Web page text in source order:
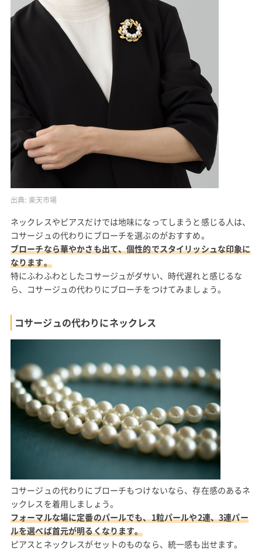
出典: 楽天市場
ネックレスやピアスだけでは地味になってしまうと感じる人は、
コサージュの代わりにブローチを選ぶのがおすすめ。
ブローチなら華やかさも出て、個性的でスタイリッシュな印象に
なります。
特にふわふわとしたコサージュがダサい、時代遅れと感じるな
ら、コサージュの代わりにブローチをつけてみましょう。
コサージュの代わりにネックレス
コサージュの代わりにブローチもつけないなら、存在感のあるネ
ックレスを着用しましょう。
フォーマルな場に定番のパールでも、1粒パールや2連、3連パー
ルを選べば首元が明るくなります。
ピアスとネックレスがセットのものなら、統一感も出せます。